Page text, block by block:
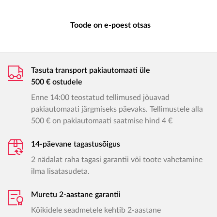
Toode on e-poest otsas
Tasuta transport pakiautomaati üle
500 € ostudele
Enne 14:00 teostatud tellimused jõuavad
pakiautomaati järgmiseks päevaks. Tellimustele alla
500 € on pakiautomaati saatmise hind 4 €
14-päevane tagastusõigus
2 nädalat raha tagasi garantii või toote vahetamine
ilma lisatasudeta.
Muretu 2-aastane garantii
Kõikidele seadmetele kehtib 2-aastane